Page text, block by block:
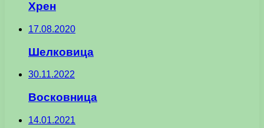
Хрен
17.08.2020
Шелковица
30.11.2022
Восковница
14.01.2021